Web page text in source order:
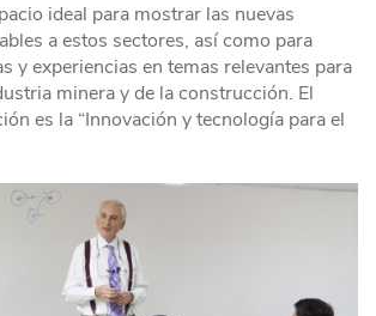
ideal para mostrar las nuevas
a estos sectores, así como para
y experiencias en temas relevantes para
minera y de la construcción. El
es la “Innovación y tecnología para el